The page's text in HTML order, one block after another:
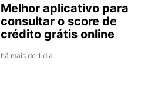
Melhor aplicativo para
consultar o score de
crédito grátis online
há mais de 1 dia